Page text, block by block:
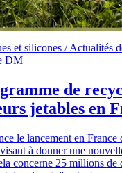
et silicones /Actualités
DM
de
jetables en
le lancement en France
à donner une
concerne 25 millions de